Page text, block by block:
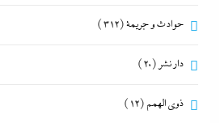
حوادث و جريمة(312)
دار نشر (20)
ذوى الهمم (12)